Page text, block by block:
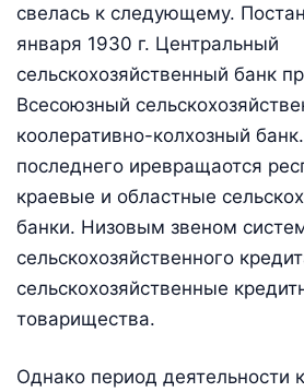
свелась к следующему.
января 1930 г. Центральный
сельскохозяйственный банк
Всесоюзный
коолеративно-колхозный
последнего иревращаотся
краевые и областные
банки. Низовым звеном
сельскохозяйственного
сельскохозяйственные
товарищества.
Однако период деятельности